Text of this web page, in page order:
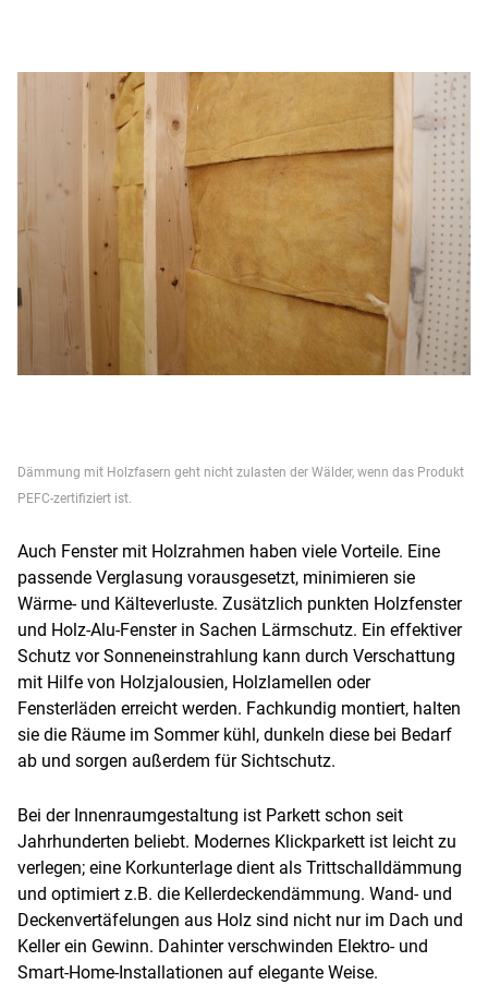
Dämmung mit Holzfasern geht nicht zulasten der Wälder, wenn das Produkt
PEFC-zertifiziert ist.
Auch Fenster mit Holzrahmen haben viele Vorteile. Eine
passende Verglasung vorausgesetzt, minimieren sie
Wärme- und Kälteverluste. Zusätzlich punkten Holzfenster
und Holz-Alu-Fenster in Sachen Lärmschutz. Ein effektiver
Schutz vor Sonneneinstrahlung kann durch Verschattung
mit Hilfe von Holzjalousien, Holzlamellen oder
Fensterläden erreicht werden. Fachkundig montiert, halten
sie die Räume im Sommer kühl, dunkeln diese bei Bedarf
ab und sorgen außerdem für Sichtschutz.
Bei der Innenraumgestaltung ist Parkett schon seit
Jahrhunderten beliebt. Modernes Klickparkett ist leicht zu
verlegen; eine Korkunterlage dient als Trittschalldämmung
und optimiert z.B. die Kellerdeckendämmung. Wand- und
Deckenvertäfelungen aus Holz sind nicht nur im Dach und
Keller ein Gewinn. Dahinter verschwinden Elektro- und
Smart-Home-Installationen auf elegante Weise.